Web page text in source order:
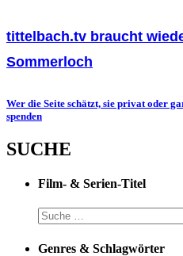
tittelbach.tv braucht
Sommerloch
Wer die Seite schätzt, sie privat oder
spenden
SUCHE
Film- & Serien-Titel
Genres & Schlagwörter